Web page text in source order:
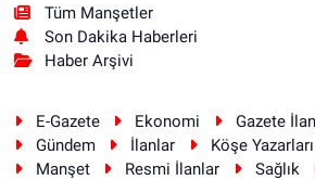
Tüm Manşetler
Son Dakika Haberleri
Haber Arşivi
E-Gazete Ekonomi Gazete
Gündem
İlanlar Köşe Yazarları
Manşet
Resmi İlanlar Sağlık